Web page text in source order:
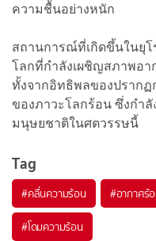
ความชื้นอย่างหนัก
สถานการณ์ที่เกิดขึ้นในยุ
โลกที่กำลังเผชิญสภาพอ
ทั้งจากอิทธิพลของปราก
ของภาวะโลกร้อน ซึ่งกำ
มนุษยชาติในศตวรรษนี้
Tag
#คลื่นความร้อน #อากาศร้
#โดมความร้อน